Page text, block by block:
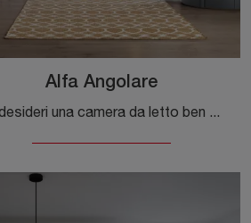
Alfa Angolare
Se desideri una camera da letto ben arredata, scegli l'armadio Alfa Angolare con ante battenti di Novamobili!